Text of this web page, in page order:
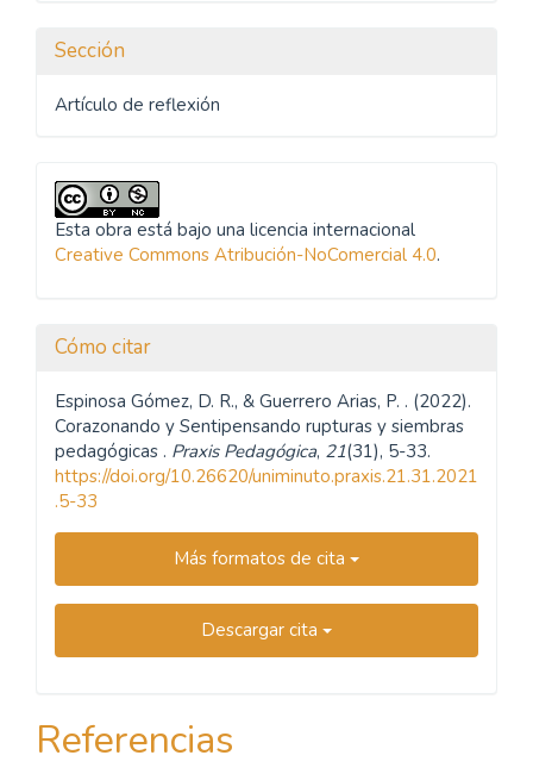
Sección
Artículo de reflexión
Esta obra está bajo una licencia internacional
Creative Commons Atribución-NoComercial 4.0.
Cómo citar
Espinosa Gómez, D. R., & Guerrero Arias, P. . (2022).
Corazonando y Sentipensando rupturas y siembras
pedagógicas . Praxis Pedagógica, 21(31), 5-33.
https://doi.org/10.26620/uniminuto.praxis.21.31.2021
.5-33
Más formatos de cita
Descargar cita
Referencias